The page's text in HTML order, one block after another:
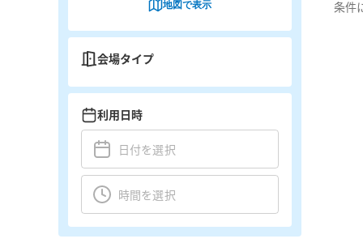
条件
地図で表示
会場タイプ
利用日時